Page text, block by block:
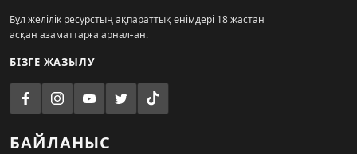
Бұл желілік ресурстың ақпараттық өнімдері 18 жастан
асқан азаматтарға арналған.
БІЗГЕ ЖАЗЫЛУ
БАЙЛАНЫС